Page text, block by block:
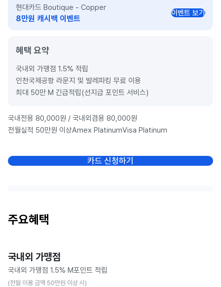
현대카드 Boutique - Copper
8만원 캐시백 이벤트
이벤트 보기
혜택 요약
국내외 가맹점 1.5% 적립
인천국제공항 라운지 및 발레파킹 무료 이용
최대 50만 M 긴급적립(선지급 포인트 서비스)
국내전용 80,000원 / 국내외겸용 80,000원
전월실적 50만원 이상Amex PlatinumVisa Platinum
카드 신청하기
주요혜택
국내외 가맹점
국내외 가맹점 1.5% M포인트 적립
(전월 이용 금액 50만원 이상 시)